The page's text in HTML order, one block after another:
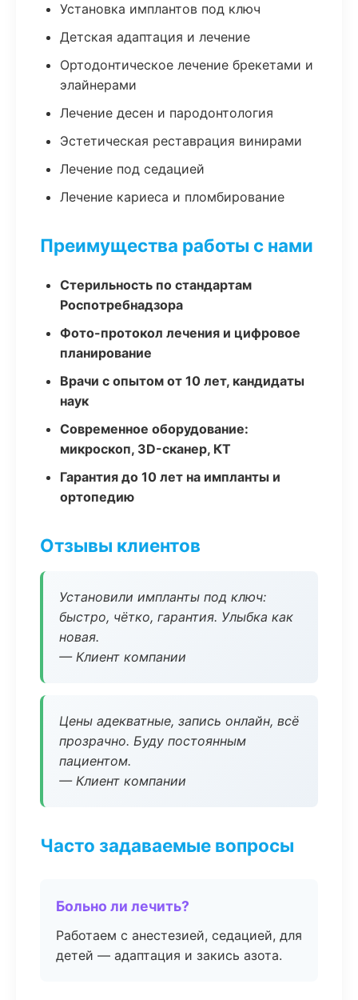
Установка имплантов под ключ
Детская адаптация и лечение
Ортодонтическое лечение брекетами и
элайнерами
Лечение десен и пародонтология
Эстетическая реставрация винирами
Лечение под седацией
Лечение кариеса и пломбирование
Преимущества работы с нами
Стерильность по стандартам
Роспотребнадзора
Фото-протокол лечения и цифровое
планирование
Врачи с опытом от 10 лет, кандидаты
наук
Современное оборудование:
микроскоп, 3D-сканер, КТ
Гарантия до 10 лет на импланты и
ортопедию
Отзывы клиентов
Установили импланты под ключ:
быстро, чётко, гарантия. Улыбка как
новая.
— Клиент компании
Цены адекватные, запись онлайн, всё
прозрачно. Буду постоянным
пациентом.
— Клиент компании
Часто задаваемые вопросы
Больно ли лечить?
Работаем с анестезией, седацией, для
детей — адаптация и закись азота.